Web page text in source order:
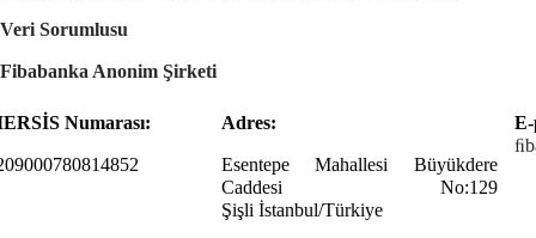
Veri Sorumlusu
Fibabanka Anonim Şirketi
Numarası: Adres:
Esentepe Mahallesi Büyükdere
Caddesi No:129
Şişli İstanbul/Türkiye
E-